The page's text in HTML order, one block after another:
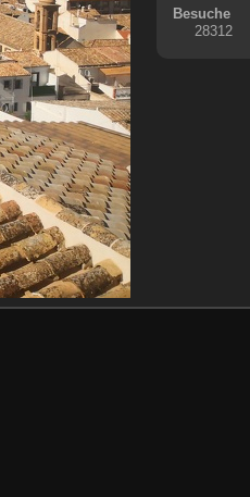
Besuche
28312